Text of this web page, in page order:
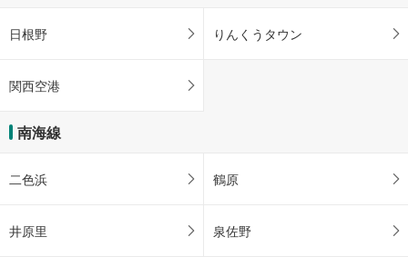
日根野 りんくうタウン
関西空港
南海線
二色浜 鶴原
井原里 泉佐野